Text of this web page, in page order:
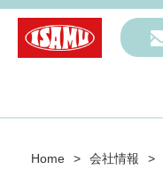
Home > 会社情報 >